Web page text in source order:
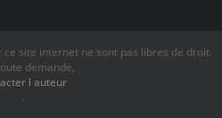
site internet ne sont pas libres de droit.
demande,
l auteur
.